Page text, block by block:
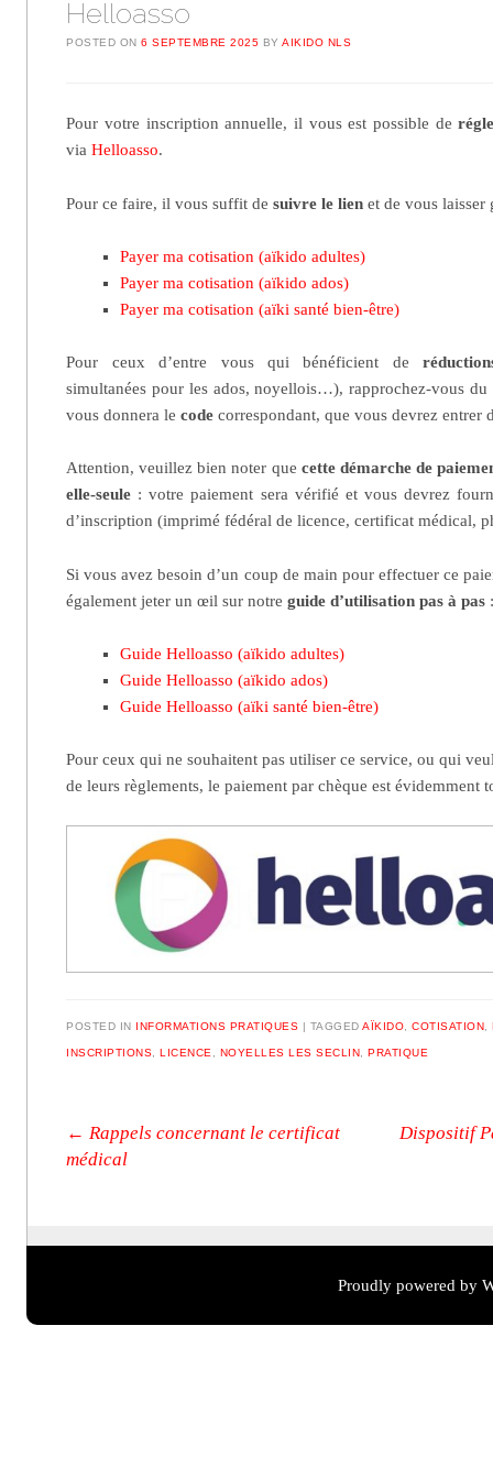
Helloasso
POSTED ON6 SEPTEMBRE 2025 BYAIKIDO NLS
Pour votre inscription annuelle, il vous est possible de
viaHelloasso.
Pour ce faire, il vous suffit desuivre le lien et de vous laisser
Payer ma cotisation (aïkido adultes)
Payer ma cotisation (aïkido ados)
Payer ma cotisation (aïki santé bien-être)
Pour ceux d’entre vous qui bénéficient de
simultanées pour les ados, noyellois…), rapprochez-vous du
vous donnera lecode correspondant, que vous devrez entrer
Attention, veuillez bien noter que cette démarche de
elle-seule : votre paiement sera vérifié et vous devrez
d’inscription (imprimé fédéral de licence, certificat médical,
Si vous avez besoin d’un coup de main pour effectuer ce
également jeter un œil sur notreguide d’utilisation pas à pas
Guide Helloasso (aïkido adultes)
Guide Helloasso (aïkido ados)
Guide Helloasso (aïki santé bien-être)
Pour ceux qui ne souhaitent pas utiliser ce service, ou qui
de leurs règlements, le paiement par chèque est évidemment
POSTED IN INFORMATIONS PRATIQUES | TAGGEDAÏKIDO ,COTISATION ,
INSCRIPTIONS ,LICENCE NOYELLES LES SECLIN ,PRATIQUE
Post navigation
← Rappels concernant le certificat
médical
Dispositif
Proudly powered by